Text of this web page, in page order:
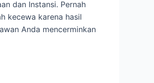
dan Instansi. Pernah
kecewa karena hasil
Anda mencerminkan